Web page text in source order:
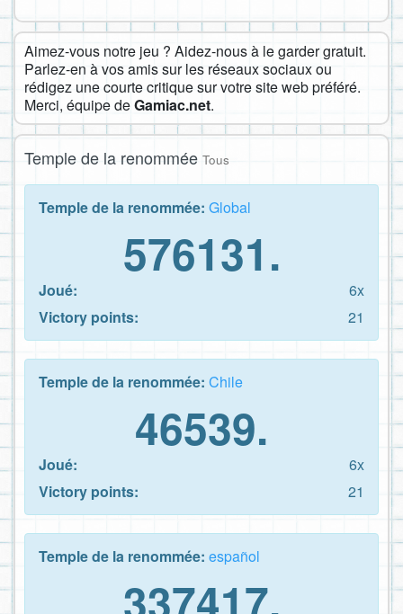
Aimez-vous notre jeu ? Aidez-nous à le garder gratuit.
Parlez-en à vos amis sur les réseaux sociaux ou
rédigez une courte critique sur votre site web préféré.
Merci, équipe deGamiac.net.
Temple de la renommée Tous
Temple de la renommée: Global
576131.
Joué:
6x
Victory points:
21
Temple de la renommée: Chile
46539.
Joué:
6x
Victory points:
21
Temple de la renommée: español